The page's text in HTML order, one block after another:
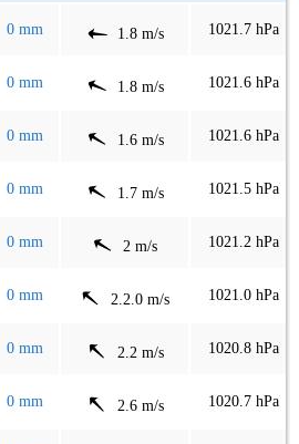
0 mm 1.8 m/s 1021.7 hPa
0 mm 1.8 m/s 1021.6 hPa
0 mm 1.6 m/s 1021.6 hPa
0 mm 1.7 m/s 1021.5 hPa
0 mm 2 m/s 1021.2 hPa
0 mm 2.2.0 m/s 1021.0 hPa
0 mm 2.2 m/s 1020.8 hPa
0 mm 2.6 m/s 1020.7 hPa